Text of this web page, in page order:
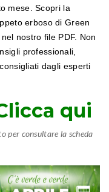
mese. Scopri la
erboso di Green
nostro file PDF. Non
professionali,
dagli esperti
qui
per consultare la scheda